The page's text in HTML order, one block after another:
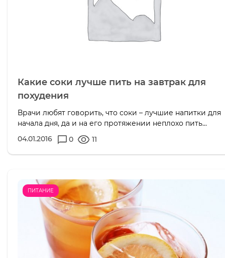
Какие соки лучше пить на завтрак для
похудения
Врачи любят говорить, что соки – лучшие напитки для
начала дня, да и на его протяжении неплохо пить...
04.01.2016
0 11
ПИТАНИЕ